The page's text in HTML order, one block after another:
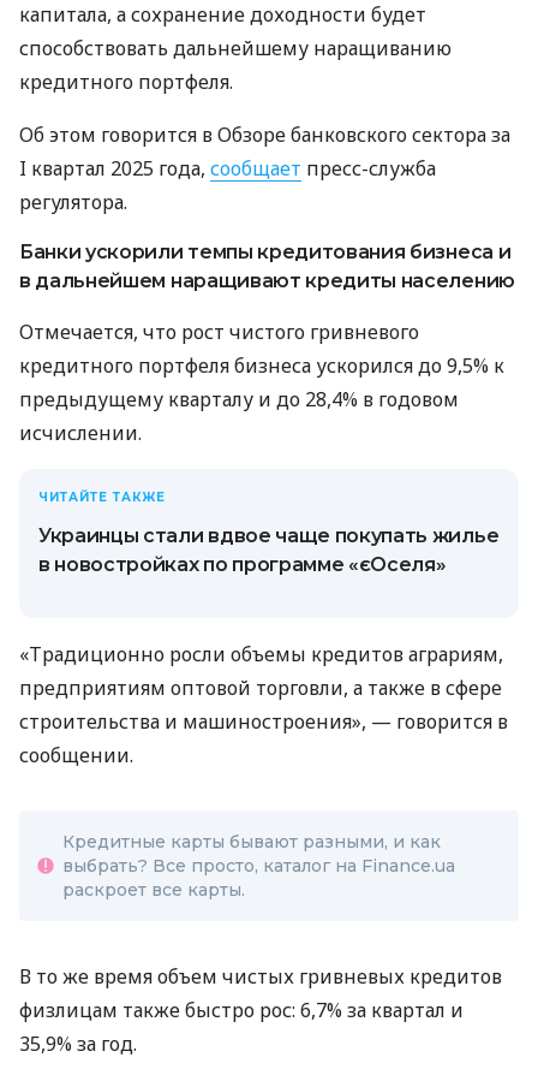
капитала, а сохранение доходности будет
способствовать дальнейшему наращиванию
кредитного портфеля.
Об этом говорится в Обзоре банковского сектора за
I квартал 2025 года, сообщает пресс-служба
регулятора.
Банки ускорили темпы кредитования бизнеса и
в дальнейшем наращивают кредиты населению
Отмечается, что рост чистого гривневого
кредитного портфеля бизнеса ускорился до 9,5% к
предыдущему кварталу и до 28,4% в годовом
исчислении.
ЧИТАЙТЕ ТАКЖЕ
Украинцы стали вдвое чаще покупать жилье
в новостройках по программе «єОселя»
«Традиционно росли объемы кредитов аграриям,
предприятиям оптовой торговли, а также в сфере
строительства и машиностроения», — говорится в
сообщении.
Кредитные карты бывают разными, и как
выбрать? Все просто, каталог на Finance.ua
раскроет все карты.
В то же время объем чистых гривневых кредитов
физлицам также быстро рос: 6,7% за квартал и
35,9% за год.